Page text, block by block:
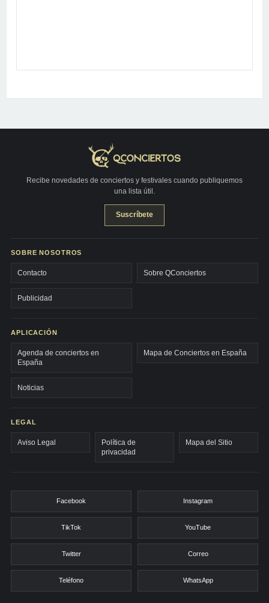
Recibe novedades de conciertos y festivales cuando publiquemos
una lista útil.
Suscríbete
SOBRE NOSOTROS
Contacto Sobre QConciertos
Publicidad
APLICACIÓN
Agenda de conciertos en
España
Mapa de Conciertos en España
Noticias
LEGAL
Aviso Legal
Política de
privacidad
Mapa del Sitio
Facebook Instagram
TikTok YouTube
Twitter Correo
Teléfono WhatsApp